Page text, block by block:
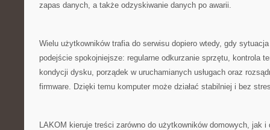
zapas danych, a także odzyskiwanie danych po awarii.
Wielu użytkowników trafia do serwisu dopiero wtedy, gdy
podejście spokojniejsze: regularne odkurzanie sprzętu, kontrola
kondycji dysku, porządek w uruchamianych usługach oraz
firmware. Dzięki temu komputer może działać stabilniej i bez
LAKOM kieruje treści zarówno do użytkowników domowych, jak i